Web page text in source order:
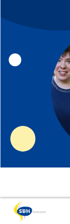
Emma zit